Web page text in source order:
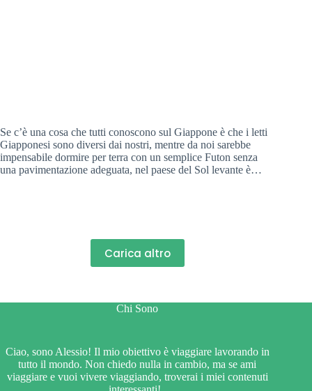
Se c’è una cosa che tutti conoscono sul Giappone è che i letti
Giapponesi sono diversi dai nostri, mentre da noi sarebbe
impensabile dormire per terra con un semplice Futon senza
una pavimentazione adeguata, nel paese del Sol levante è…
Carica altro
Chi Sono
Ciao, sono Alessio! Il mio obiettivo è viaggiare lavorando in
tutto il mondo. Non chiedo nulla in cambio, ma se ami
viaggiare e vuoi vivere viaggiando, troverai i miei contenuti